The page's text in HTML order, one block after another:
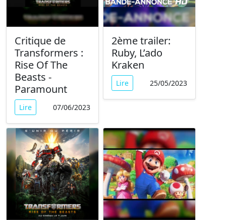
Critique de
Transformers :
Rise Of The
Beasts -
Paramount
Lire 07/06/2023
2ème trailer:
Ruby, L’ado
Kraken
Lire 25/05/2023